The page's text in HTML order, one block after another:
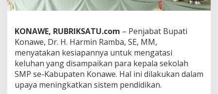
s
a
b
u
p
a
t
e
KONAWE, RUBRIKSATU.com – Penjabat Bupati
Konawe, Dr. H. Harmin Ramba, SE, MM,
menyatakan kesiapannya untuk mengatasi
keluhan yang disampaikan para kepala sekolah
SMP se-Kabupaten Konawe. Hal ini dilakukan dalam
upaya meningkatkan sistem pendidikan.